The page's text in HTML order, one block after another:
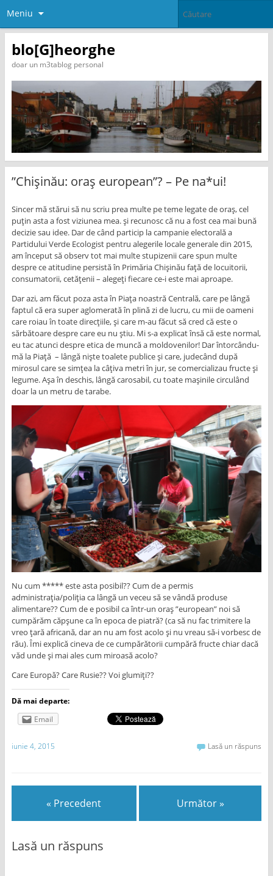
Meniu
blo[G]heorghe
doar un m3tablog personal
”Chișinău: oraș european”? – Pe na*ui!
Sincer mă stărui să nu scriu prea multe pe teme legate de oraș, cel
puțin asta a fost viziunea mea. și recunosc că nu a fost cea mai bună
decizie sau idee. Dar de când particip la campanie electorală a
Partidului Verde Ecologist pentru alegerile locale generale din 2015,
am început să observ tot mai multe stupizenii care spun multe
despre ce atitudine persistă în Primăria Chișinău față de locuitorii,
consumatorii, cetățenii – alegeți fiecare ce-i este mai aproape.
Dar azi, am făcut poza asta în Piața noastră Centrală, care pe lângă
faptul că era super aglomerată în plină zi de lucru, cu mii de oameni
care roiau în toate direcțiile, și care m-au făcut să cred că este o
sărbătoare despre care eu nu știu. Mi s-a explicat însă că este normal,
eu tac atunci despre etica de muncă a moldovenilor! Dar întorcându-
mă la Piață – lângă niște toalete publice și care, judecând după
mirosul care se simțea la câțiva metri în jur, se comercializau fructe și
legume. Așa în deschis, lângă carosabil, cu toate mașinile circulând
doar la un metru de tarabe.
Nu cum ***** este asta posibil?? Cum de a permis
administrația/poliția ca lângă un veceu să se vândă produse
alimentare?? Cum de e posibil ca într-un oraș ”european” noi să
cumpărăm căpșune ca în epoca de piatră? (ca să nu fac trimitere la
vreo țară africană, dar an nu am fost acolo și nu vreau să-i vorbesc de
rău). Îmi explică cineva de ce cumpărătorii cumpără fructe chiar dacă
văd unde și mai ales cum miroasă acolo?
Care Europă? Care Rusie?? Voi glumiți??
Dă mai departe:
Email
iunie 4, 2015 Lasă un răspuns
« Precedent Următor »
Lasă un răspuns